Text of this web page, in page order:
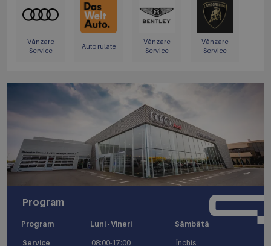
Vânzare
Service
Auto rulate
Vânzare
Service
Vânzare
Service
Program
Program Luni - Vineri Sâmbătă
Service 08:00-17:00
Închis